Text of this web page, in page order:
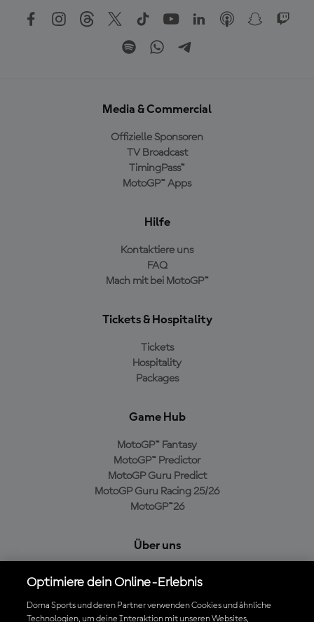
Media & Commercial
Offizielle Sponsoren
TV Broadcast
TimingPass™
MotoGP™ Apps
Hilfe
Kontaktiere uns
FAQ
Mach mit bei MotoGP™
Tickets & Hospitality
Tickets
Hospitality
Packages
Game Hub
MotoGP™ Fantasy
MotoGP™ Predictor
MotoGP Guru Predict
MotoGP Guru Racing 25/26
MotoGP™26
Über uns
Cookie-Richtlinien
Geschäftsbedingungen
Optimiere dein Online-Erlebnis
Dorna Sports und deren Partner verwenden Cookies und ähnliche
Technologien, um deine Interaktion mit unseren Websites,